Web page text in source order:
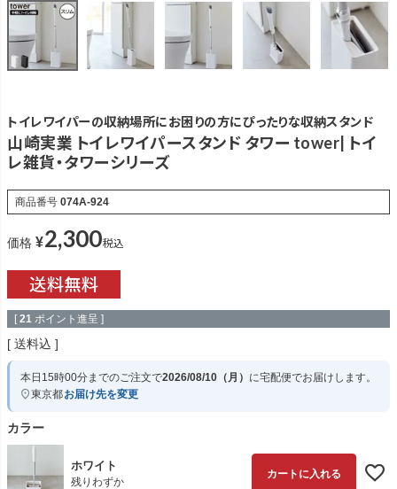
トイレワイパーの収納場所にお困りの方にぴったりな収納スタンド
山崎実業 トイレワイパースタンド タワー tower| トイ
レ雑貨・タワーシリーズ
商品番号 074A-924
価格 ¥2,300税込
[ 21 ポイント進呈 ]
送料込
本日 15時00分までのご注文で2026/08/10（月） に宅配便でお届けします。
東京都お届け先を変更
カラー
ホワイト
残りわずか
カートに入れる